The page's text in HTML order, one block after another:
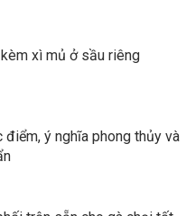
xì mủ ở sầu riêng
điểm, ý nghĩa phong thủy và